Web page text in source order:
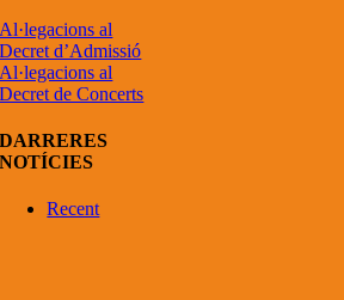
Al·legacions al
Decret d’Admissió
Al·legacions al
Decret de Concerts
DARRERES
NOTÍCIES
Recent